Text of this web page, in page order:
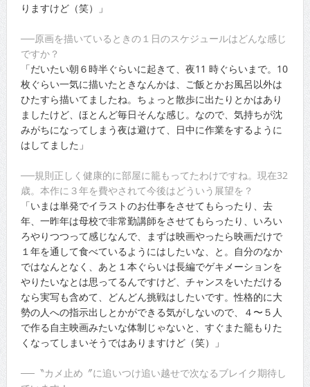
りますけど（笑）」
──原画を描いているときの１日のスケジュールはどんな感じ
ですか？
「だいたい朝６時半ぐらいに起きて、夜11 時ぐらいまで。10
枚ぐらい一気に描いたときなんかは、ご飯とかお風呂以外は
ひたすら描いてましたね。ちょっと散歩に出たりとかはあり
ましたけど、ほとんど毎日そんな感じ。なので、気持ちが沈
みがちになってしまう夜は避けて、日中に作業をするように
はしてました」
──規則正しく健康的に部屋に籠もってたわけですね。現在32
歳。本作に３年を費やされて今後はどういう展望を？
「いまは単発でイラストのお仕事をさせてもらったり、去
年、一昨年は母校で非常勤講師をさせてもらったり、いろい
ろやりつつって感じなんで、まずは映画やったら映画だけで
１年を通して食べているようにはしたいな、と。自分のなか
ではなんとなく、あと１本ぐらいは長編でゲキメーションを
やりたいなとは思ってるんですけど、チャンスをいただける
なら実写も含めて、どんどん挑戦はしたいです。性格的に大
勢の人への指示出しとかができる気がしないので、４〜５人
で作る自主映画みたいな体制じゃないと、すぐまた籠もりた
くなってしまいそうではありますけど（笑）」
──〝カメ止め〞に追いつけ追い越せで次なるブレイク期待し